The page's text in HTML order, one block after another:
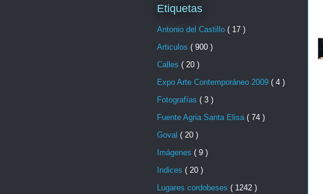
Etiquetas
Antonio del Castillo ( 17 )
Articulos ( 900 )
Calles ( 20 )
Expo Arte Contemporáneo 2009 ( 4 )
Fotografías ( 3 )
Fuente Agria Santa Elisa ( 74 )
Goval ( 20 )
Imágenes ( 9 )
Indices ( 20 )
Lugares cordobeses ( 1242 )